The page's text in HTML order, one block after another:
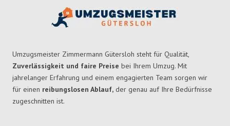
Umzugsmeister Zimmermann Gütersloh steht für Qualität,
Zuverlässigkeit und faire Preise bei Ihrem Umzug. Mit
jahrelanger Erfahrung und einem engagierten Team sorgen wir
für einen reibungslosen Ablauf, der genau auf Ihre Bedürfnisse
zugeschnitten ist.